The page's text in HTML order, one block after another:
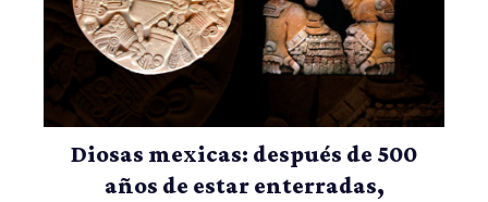
Diosas mexicas: después de 500
años de estar enterradas,